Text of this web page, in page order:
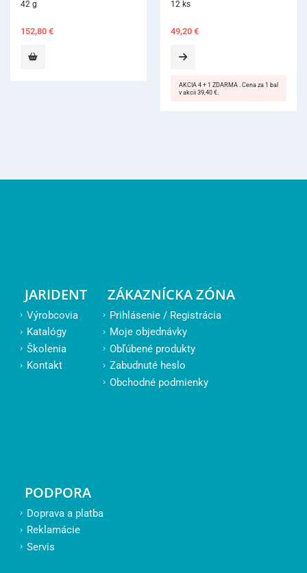
12 ks
49,20 €
AKCIA 4 + 1 ZDARMA . Cena za 1 bal
v akcii 39,40 €.
JARIDENT
Výrobcovia
Katalógy
Školenia
Kontakt
ZÁKAZNÍCKA ZÓNA
Prihlásenie / Registrácia
Moje objednávky
Obľúbené produkty
Zabudnuté heslo
Obchodné podmienky
PODPORA
Doprava a platba
Reklamácie
Servis